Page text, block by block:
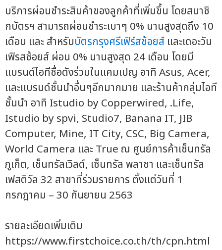
บริการผ่อนชำระสินค้าของลูกค้าที่เพิ่มขึ้น โดยสมาชิ
กบัตรฯ สามารถผ่อนชำระเบาๆ 0% นานสูงสุดถึง 10
เดือน และ สำหรับบัตรกรุงศรีเฟิร์สช้อยส์ และเดอะวัน
เฟิรสช้อยส์ ผ่อน 0% นานสูงสุด 24 เดือน โดยมี
แบรนด์ไอทีชื่อดังร่วมในแคมเปญ อาทิ Asus, Acer,
และแบรนด์ชั้นนำอื่นๆอีกมากมาย และร้านค้ากลุ่มไอที
ชั้นนำ อาทิ Istudio by Copperwired, .Life,
Istudio by spvi, Studio7, Banana IT, JIB
Computer, Mine, IT City, CSC, Big Camera,
World Camera และ True ณ ศูนย์การค้าเซ็นทรัล
ภูเก็ต, เซ็นทรัลเวิลด์, เซ็นทรัล พลาซา และเซ็นทรัล
เฟสติวัล 32 สาขาที่ร่วมรายการ ตั้งแต่วันที่ 1
กรกฎาคม – 30 กันยายน 2563
รายละเอียดเพิ่มเติม
https://www.firstchoice.co.th/th/cpn.html